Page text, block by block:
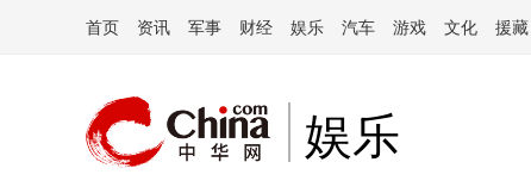
首页 资讯 军事 财经 娱乐 汽车 游戏 文化 援藏
娱乐